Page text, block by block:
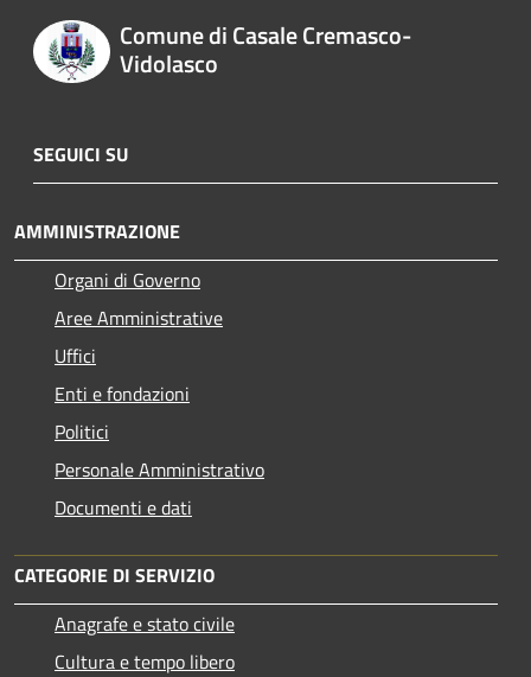
Comune di Casale Cremasco-
Vidolasco
SEGUICI SU
AMMINISTRAZIONE
Organi di Governo
Aree Amministrative
Uffici
Enti e fondazioni
Politici
Personale Amministrativo
Documenti e dati
CATEGORIE DI SERVIZIO
Anagrafe e stato civile
Cultura e tempo libero